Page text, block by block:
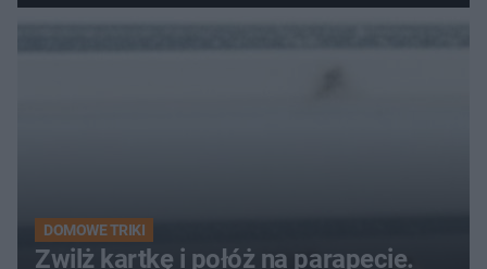
kobiety
DOMOWE TRIKI
Zwilż kartkę i połóż na parapecie.